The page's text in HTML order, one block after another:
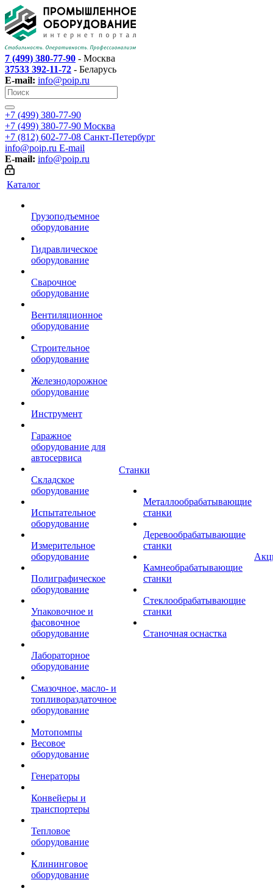
7 (499) 380-77-90 - Москва
37533 392-11-72 - Беларусь
E-mail: info@poip.ru
+7 (499) 380-77-90
+7 (499) 380-77-90 Москва
+7 (812) 602-77-08 Санкт-Петербург
info@poip.ru E-mail
E-mail: info@poip.ru
Каталог
Грузоподъемное
оборудование
Гидравлическое
оборудование
Сварочное
оборудование
Вентиляционное
оборудование
Строительное
оборудование
Железнодорожное
оборудование
Инструмент
Гаражное
оборудование для
автосервиса
Складское
оборудование
Испытательное
оборудование
Измерительное
оборудование
Полиграфическое
оборудование
Упаковочное и
фасовочное
оборудование
Лабораторное
оборудование
Смазочное, масло- и
топливораздаточное
оборудование
Мотопомпы
Весовое
оборудование
Генераторы
Конвейеры и
транспортеры
Тепловое
оборудование
Клининговое
оборудование
Станки
Металлообрабатывающие
станки
Деревообрабатывающие
станки
Камнеобрабатывающие
станки
Стеклообрабатывающие
станки
Станочная оснастка